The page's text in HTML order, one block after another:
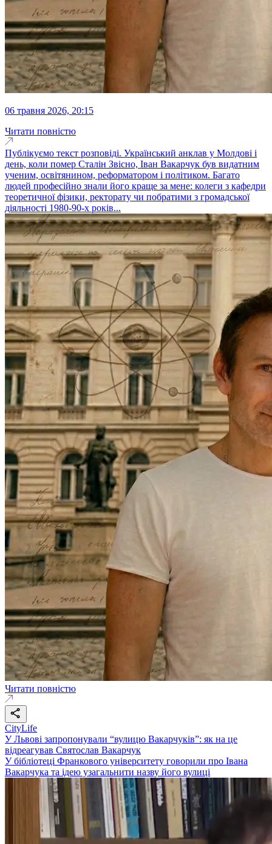
06 травня 2026, 20:15
Читати повністю
Публікуємо текст розповіді. Український анклав у Молдові і
день, коли помер Сталін Звісно, Іван Вакарчук був видатним
ученим, освітянином, реформатором і політиком. Багато
людей професійно знали його краще за мене: колеги з кафедри
теоретичної фізики, ректорату чи побратими з громадської
діяльності 1980-90-х років...
Читати повністю
CityLife
У Львові запропонували “вулицю Вакарчуків”: як на це
відреагував Святослав Вакарчук
У бібліотеці Франкового університету говорили про Івана
Вакарчука та ідею узагальнити назву його вулиці